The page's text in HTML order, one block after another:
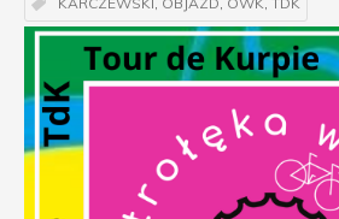
KARCZEWSKI, OBJAZD, OWK, TDK